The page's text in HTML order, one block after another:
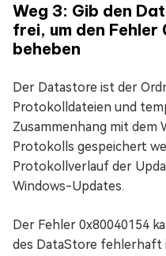
Weg 3: Gib den
frei, um den
beheben
Der Datastore ist der
Protokolldateien und
Zusammenhang mit dem
Protokolls gespeichert
Protokollverlauf der
Windows-Updates.
Der Fehler 0x80040154
des DataStore fehlerhaft